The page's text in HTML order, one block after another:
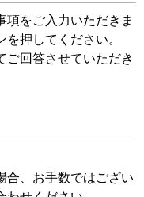
項をご入力いただきま
押してください。
ご回答させていただき
合、お手数ではござい